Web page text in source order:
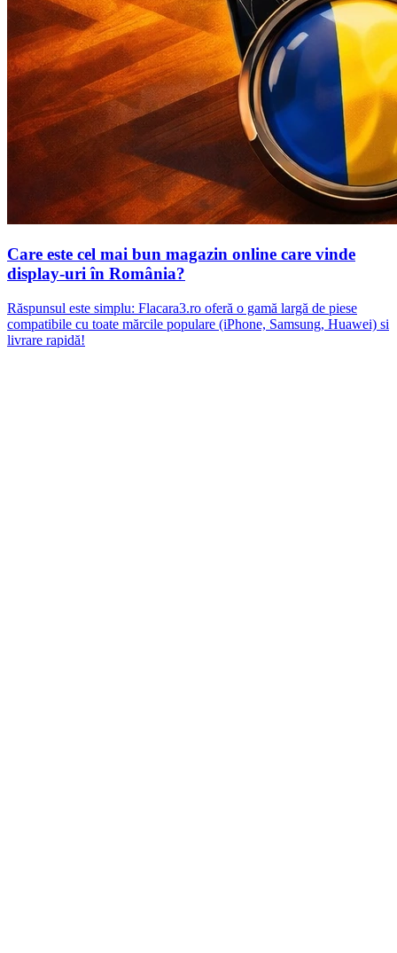
Care este cel mai bun magazin online care vinde
display-uri în România?
Răspunsul este simplu: Flacara3.ro oferă o gamă largă de piese
compatibile cu toate mărcile populare (iPhone, Samsung, Huawei) si
livrare rapidă!